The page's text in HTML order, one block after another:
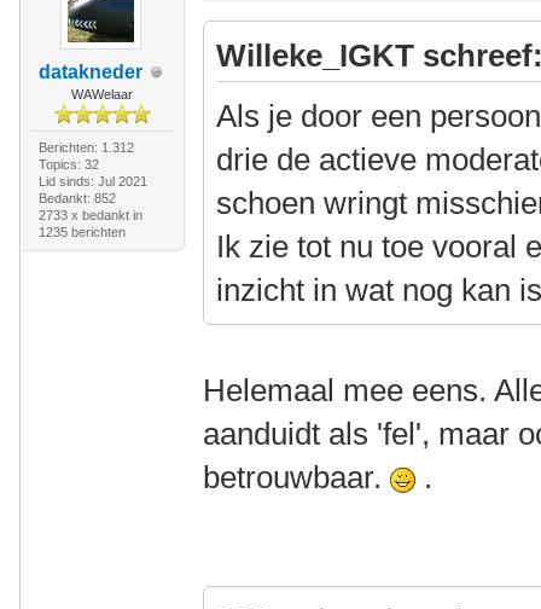
datakneder
WAWelaar
Berichten: 1.312
Topics: 32
Lid sinds: Jul 2021
Bedankt: 852
2733 x bedankt in
1235 berichten
Willeke_IGKT
Als je door een
drie de actieve
schoen wringt
Ik zie tot nu toe vooral
inzicht in wat nog kan
Helemaal mee eens.
aanduidt als 'fel', maar
betrouwbaar.
.